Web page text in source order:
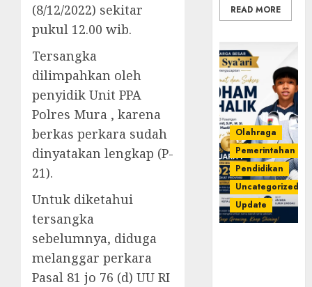
(8/12/2022) sekitar
pukul 12.00 wib.
Tersangka
dilimpahkan oleh
penyidik Unit PPA
Polres Mura , karena
berkas perkara sudah
dinyatakan lengkap (P-
21).
Untuk diketahui
tersangka
sebelumnya, diduga
melanggar perkara
Pasal 81 jo 76 (d) UU RI
READ MORE
Olahraga
Pemerintahan
Pendidikan
Uncategorized
Update